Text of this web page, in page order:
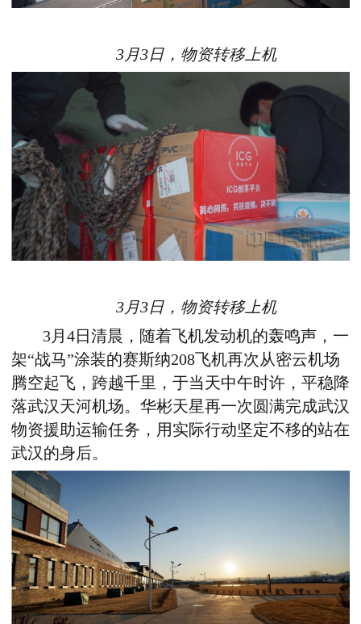
3月3日，物资转移上机
3月3日，物资转移上机
3月4日清晨，随着飞机发动机的轰鸣声，一
架“战马”涂装的赛斯纳208飞机再次从密云机场
腾空起飞，跨越千里，于当天中午时许，平稳降
落武汉天河机场。华彬天星再一次圆满完成武汉
物资援助运输任务，用实际行动坚定不移的站在
武汉的身后。